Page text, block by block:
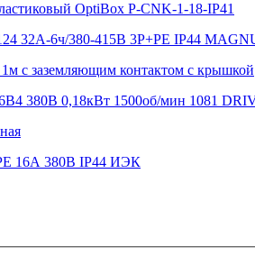
OptiBox P-CNK-1-18-IP41
32А-6ч/380-415В 3Р+РЕ IP44
1м c заземляющим контактом с крышкой
380В 0,18кВт 1500об/мин 1081
16А 380В IP44 ИЭК